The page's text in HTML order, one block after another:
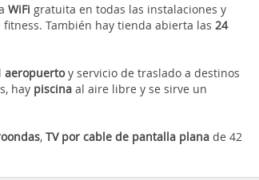
WiFi gratuita en todas las instalaciones y
También hay tienda abierta las24
aeropuertoy servicio de traslado a destinos
hay piscinaal aire libre y se sirve un
,TV por cable de pantalla plana de 42